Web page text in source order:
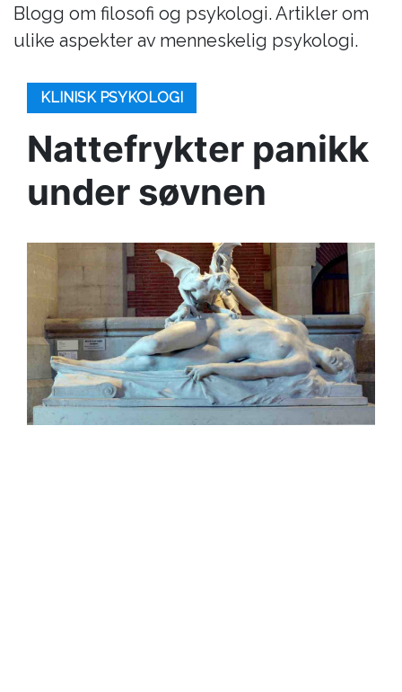
Blogg om filosofi og psykologi. Artikler om
ulike aspekter av menneskelig psykologi.
KLINISK PSYKOLOGI
Nattefrykter panikk
under søvnen